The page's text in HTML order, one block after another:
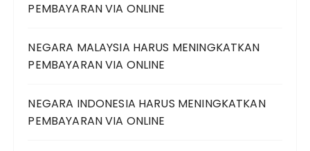
PEMBAYARAN VIA ONLINE
NEGARA MALAYSIA HARUS MENINGKATKAN
PEMBAYARAN VIA ONLINE
NEGARA INDONESIA HARUS MENINGKATKAN
PEMBAYARAN VIA ONLINE